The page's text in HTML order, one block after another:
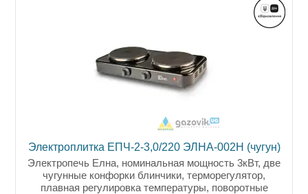
Электроплитка ЕПЧ-2-3,0/220 ЭЛНА-002Н (чугун)
Электропечь Елна, номинальная мощность 3кВт, две
чугунные конфорки блинчики, терморегулятор,
плавная регулировка температуры, поворотные